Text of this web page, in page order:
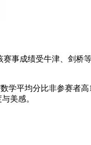
事成绩受牛津、剑桥
平均分比非参赛者
美感。